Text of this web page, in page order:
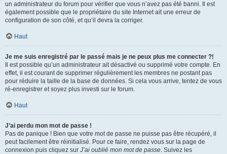
un administrateur du forum pour vérifier que vous n’avez pas été banni. Il est
également possible que le propriétaire du site Internet ait une erreur de
configuration de son côté, et qu’il devra la corriger.
Haut
Je me suis enregistré par le passé mais je ne peux plus me connecter ?!
Il est possible qu’un administrateur ait désactivé ou supprimé votre compte. En
effet, il est courant de supprimer régulièrement les membres ne postant pas
pour réduire la taille de la base de données. Si cela vous arrive, tentez de vous
ré-enregistrer et soyez plus investi sur le forum.
Haut
J’ai perdu mon mot de passe !
Pas de panique ! Bien que votre mot de passe ne puisse pas être récupéré, il
peut facilement être réinitialisé. Pour ce faire, rendez vous sur la page de
connexion puis cliquez sur J’ai oublié mon mot de passe. Suivez les